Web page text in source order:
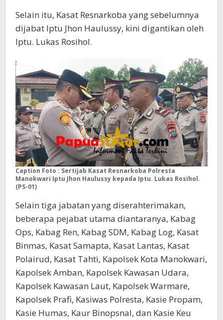
Selain itu, Kasat Resnarkoba yang sebelumnya
dijabat Iptu Jhon Haulussy, kini digantikan oleh
Iptu. Lukas Rosihol.
Caption Foto : Sertijab Kasat Resnarkoba Polresta
Manokwari Iptu Jhon Haulussy kepada Iptu. Lukas Rosihol.
(PS-01)
Selain tiga jabatan yang diserahterimakan,
beberapa pejabat utama diantaranya, Kabag
Ops, Kabag Ren, Kabag SDM, Kabag Log, Kasat
Binmas, Kasat Samapta, Kasat Lantas, Kasat
Polairud, Kasat Tahti, Kapolsek Kota Manokwari,
Kapolsek Amban, Kapolsek Kawasan Udara,
Kapolsek Kawasan Laut, Kapolsek Warmare,
Kapolsek Prafi, Kasiwas Polresta, Kasie Propam,
Kasie Humas, Kaur Binopsnal, dan Kasie Keu